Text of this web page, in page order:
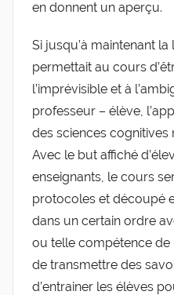
en donnent un aperçu.
Si jusqu’à maintenant
permettait au cours
l’imprévisible et à
professeur – élève,
des sciences cognitives
Avec le but affiché
enseignants, le cours
protocoles et découpé
dans un certain ordre
ou telle compétence de
de transmettre des
d’entrainer les élèves